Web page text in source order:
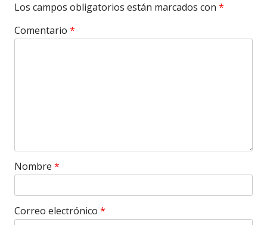
Los campos obligatorios están marcados con *
Comentario *
Nombre *
Correo electrónico *